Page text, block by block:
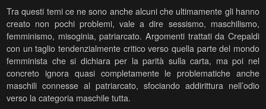
Tra questi temi ce ne sono anche alcuni che ultimamente gli hanno
creato non pochi problemi, vale a dire sessismo, maschilismo,
femminismo, misoginia, patriarcato. Argomenti trattati da Crepaldi
con un taglio tendenzialmente critico verso quella parte del mondo
femminista che si dichiara per la parità sulla carta, ma poi nel
concreto ignora quasi completamente le problematiche anche
maschili connesse al patriarcato, sfociando addirittura nell’odio
verso la categoria maschile tutta.